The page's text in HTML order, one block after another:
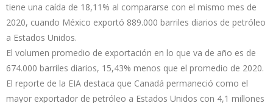
tiene una caída de 18,11% al compararse con el mismo mes de
2020, cuando México exportó 889.000 barriles diarios de petróleo
a Estados Unidos.
El volumen promedio de exportación en lo que va de año es de
674.000 barriles diarios, 15,43% menos que el promedio de 2020.
El reporte de la EIA destaca que Canadá permaneció como el
mayor exportador de petróleo a Estados Unidos con 4,1 millones